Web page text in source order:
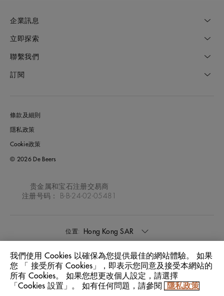
企業訊息
立即探索
聯繫我們
訂閱
條款及細則
隱私政策
Cookie政策
© 2026 De Beers
贵金属和宝石注册交易商
注册号码： B-B-24-02-05481
位置: Hong Kong SAR
語言: 中文
我們使用 Cookies 以確保為您提供最佳的網站體驗。 如果
您 「 接受所有 Cookies」，即表示您同意及接受本網站的
所有 Cookies。 如果您想更改個人設定，請選擇
「Cookies 設置」。 如有任何問題，請參閱
隱私政策